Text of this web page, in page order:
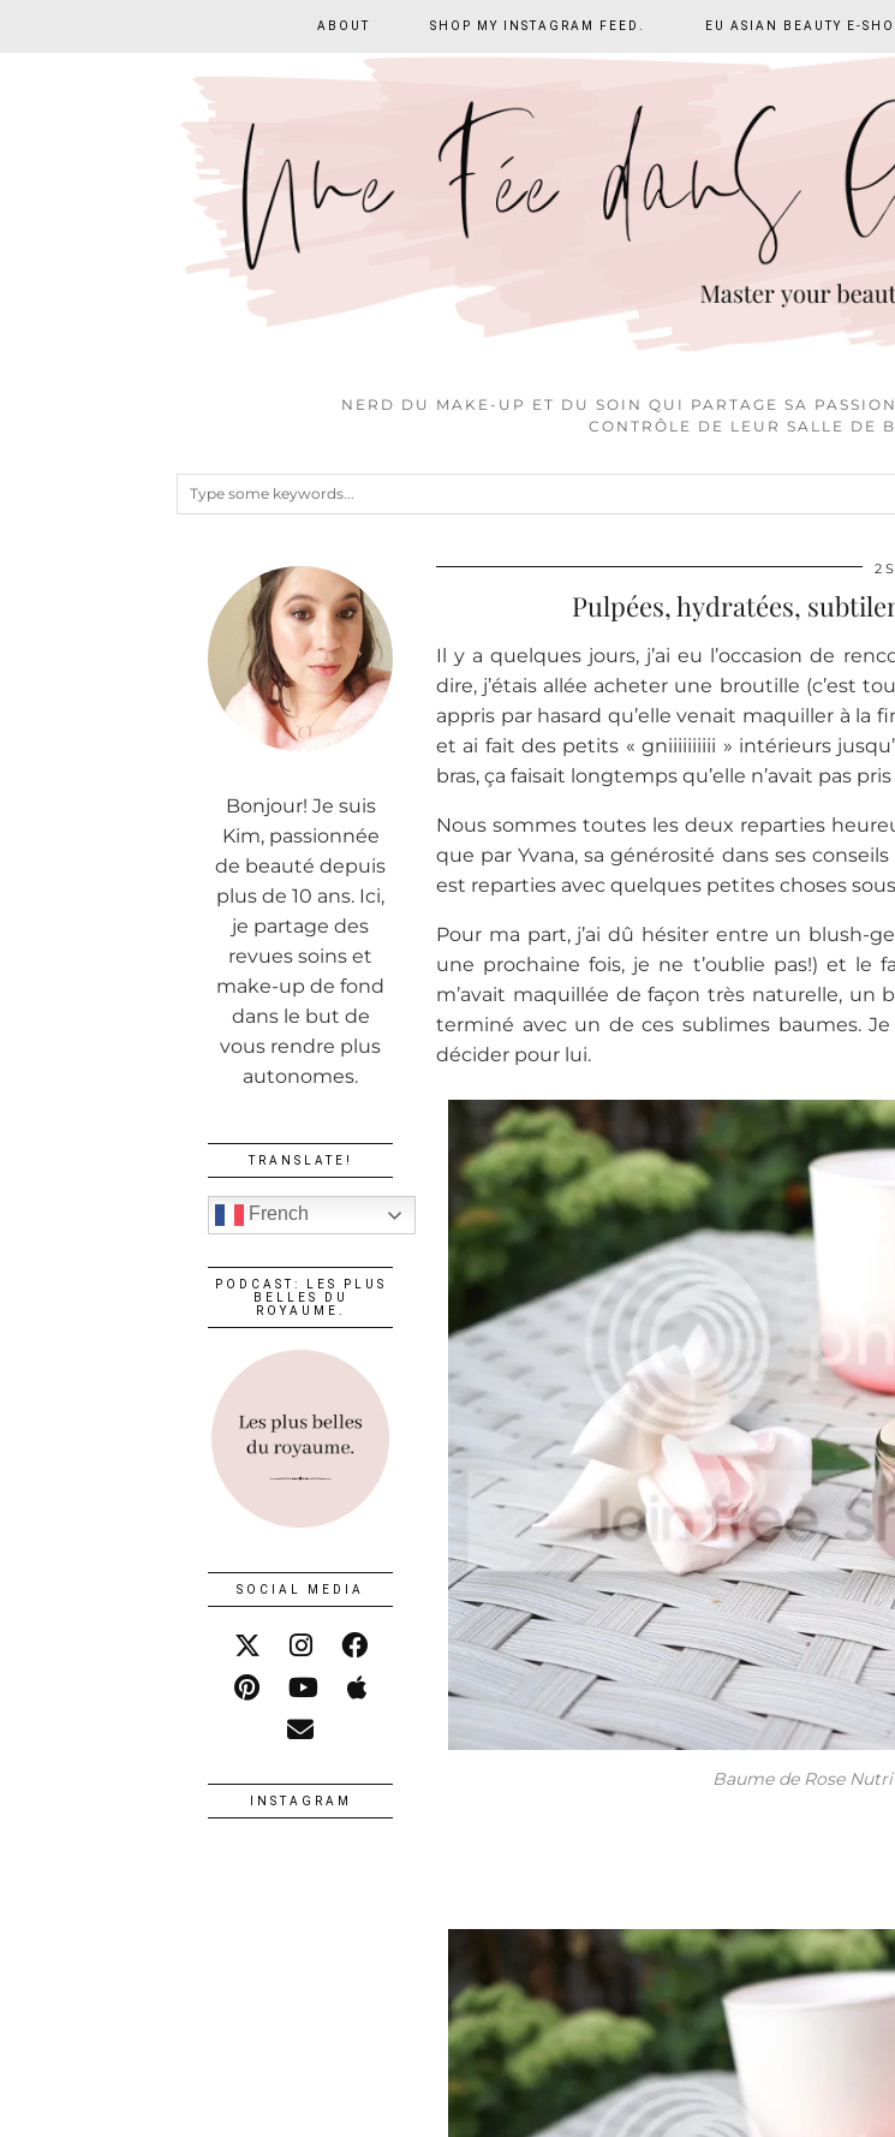
NERD DU MAKE-UP ET DU SOIN QUI PARTAGE SA
CONTRÔLE DE LEUR SALLE DE
ABOUT SHOP MY INSTAGRAM FEED. EU ASIAN BEAUTY E-
2
Pulpées, hydratées,
Il y a quelques jours, j’ai eu l’occasion de
dire, j’étais allée acheter une broutille (c’est
appris par hasard qu’elle venait maquiller à la
et ai fait des petits « gniiiiiiiiii » intérieurs
bras, ça faisait longtemps qu’elle n’avait pas
Nous sommes toutes les deux reparties
que par Yvana, sa générosité dans ses
est reparties avec quelques petites choses
Pour ma part, j’ai dû hésiter entre un blush-
une prochaine fois, je ne t’oublie pas!) et le
m’avait maquillée de façon très naturelle, un
terminé avec un de ces sublimes baumes.
décider pour lui.
Baume de Rose
Bonjour! Je suis
Kim, passionnée
de beauté depuis
plus de 10 ans. Ici,
je partage des
revues soins et
make-up de fond
dans le but de
vous rendre plus
autonomes.
TRANSLATE!
French
PODCAST: LES PLUS
BELLES DU
ROYAUME.
SOCIAL MEDIA
INSTAGRAM